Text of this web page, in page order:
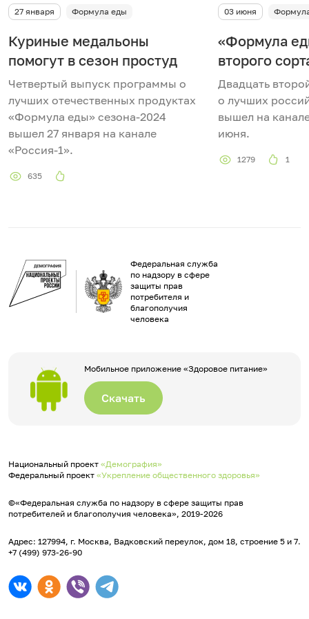
в
и
д
е
27 января Формула еды
Куриные медальоны
помогут в сезон простуд
Четвертый выпуск программы о
лучших отечественных продуктах
«Формула еды» сезона-2024
вышел 27 января на канале
«Россия-1».
635
03 июня
«Формула
второго
Двадцать
о лучших
вышел на
июня.
1279 1
Федеральная служба
по надзору в сфере
защиты прав
потребителя и
благополучия
человека
Мобильное приложение «Здоровое питание»
Скачать
Национальный проект «Демография»
Федеральный проект «Укрепление общественного здоровья»
©«Федеральная служба по надзору в сфере защиты прав
потребителей и благополучия человека», 2019-2026
Адрес: 127994, г. Москва, Вадковский переулок, дом 18, строение 5 и 7.
+7 (499) 973-26-90